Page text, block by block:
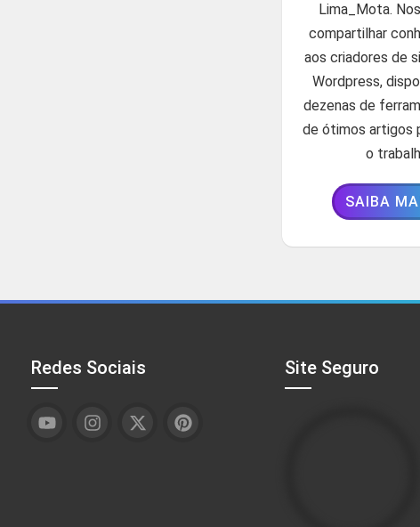
Lima_Mota.
compartilhar
aos criadores de
Wordpress,
dezenas de
de ótimos artigos
o
SAIBA
Redes Sociais Site Seguro